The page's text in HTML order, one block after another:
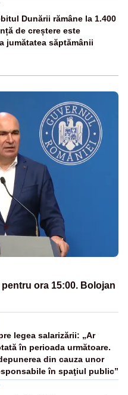
Dunării rămâne la 1.400
de creștere este
jumătatea săptămânii
ora 15:00. Bolojan
legea salarizării: „Ar
în perioada următoare.
din cauza unor
în spaţiul public”